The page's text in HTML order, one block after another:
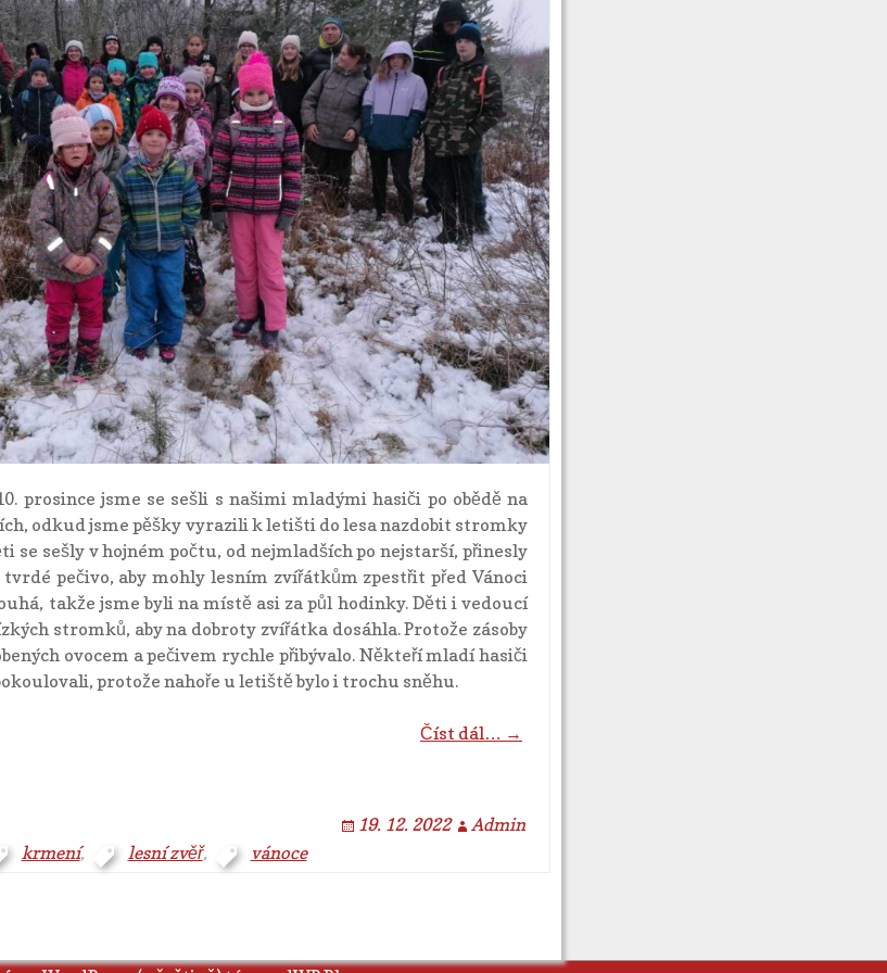
prosince jsme se sešli s našimi mladými hasiči po obědě na
odkud jsme pěšky vyrazili k letišti do lesa nazdobit stromky
se sešly v hojném počtu, od nejmladších po nejstarší, přinesly
pečivo, aby mohly lesním zvířátkům zpestřit před Vánoci
takže jsme byli na místě asi za půl hodinky. Děti i vedoucí
stromků, aby na dobroty zvířátka dosáhla. Protože zásoby
ovocem a pečivem rychle přibývalo. Někteří mladí hasiči
protože nahoře u letiště bylo i trochu sněhu.
Číst dál… →
19. 12. 2022
Admin
krmení, lesní zvěř, vánoce